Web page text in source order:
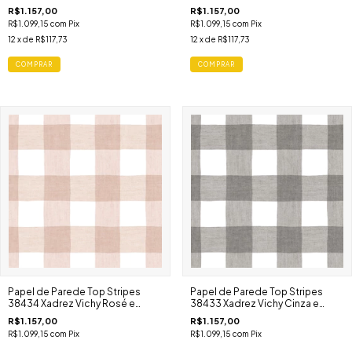
Grosso
R$1.157,00
R$1.099,15 com Pix
12 x de R$117,73
e Branco
R$1.157,00
R$1.099,15 com Pix
12 x de R$117,73
Papel de Parede Top Stripes
38434 Xadrez Vichy Rosé e
Branco
R$1.157,00
R$1.099,15 com Pix
Papel de Parede Top Stripes
38433 Xadrez Vichy Cinza e
Branco
R$1.157,00
R$1.099,15 com Pix